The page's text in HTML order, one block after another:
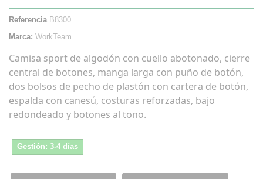
Referencia B8300
Marca: WorkTeam
Camisa sport de algodón con cuello abotonado, cierre
central de botones, manga larga con puño de botón,
dos bolsos de pecho de plastón con cartera de botón,
espalda con canesú, costuras reforzadas, bajo
redondeado y botones al tono.
Gestión: 3-4 días